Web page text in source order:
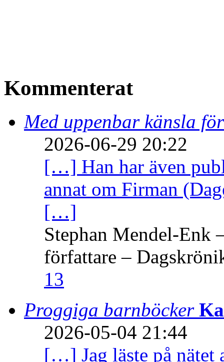
Kommenterat
Med uppenbar känsla
2026-06-29 20:22
[…] Han har även
annat om Firman
[…]
Stephan Mendel-Enk
författare –
13
Proggiga barnböcker
2026-05-04 21:44
[…] Jag läste på nätet